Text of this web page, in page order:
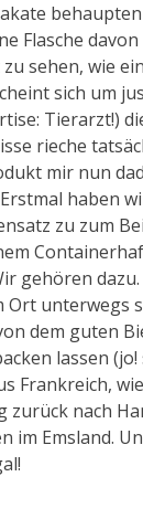
Flasche
zu sehen, wie
sich um
Tierarzt!)
rieche
mir nun
haben
zu zum
gehören
Ort unterwegs
dem guten
lassen
Frankreich,
zurück nach
im Emsland.